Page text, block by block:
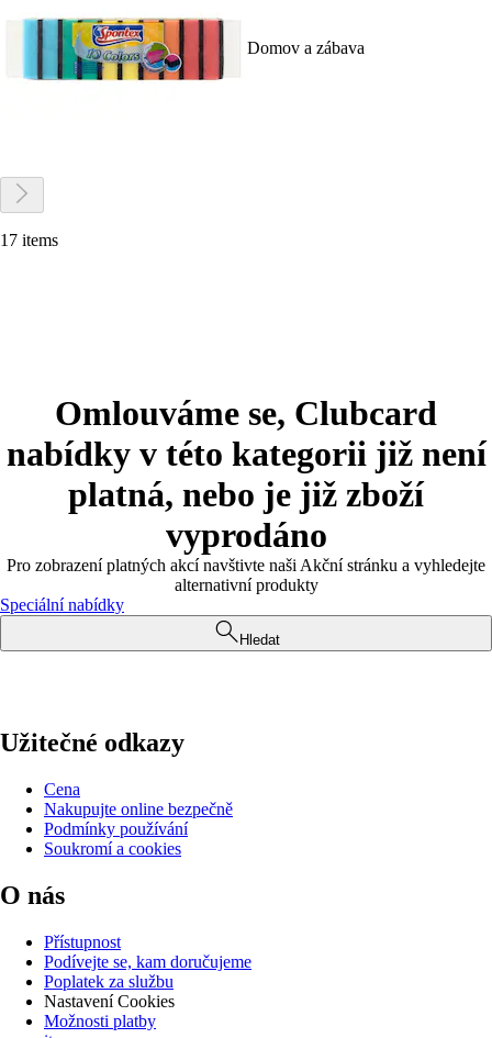
Domov a zábava
17 items
Omlouváme se, Clubcard
nabídky v této kategorii již není
platná, nebo je již zboží
vyprodáno
Pro zobrazení platných akcí navštivte naši Akční stránku a vyhledejte
alternativní produkty
Speciální nabídky
Hledat
Užitečné odkazy
Cena
Nakupujte online bezpečně
Podmínky používání
Soukromí a cookies
O nás
Přístupnost
Podívejte se, kam doručujeme
Poplatek za službu
Nastavení Cookies
Možnosti platby